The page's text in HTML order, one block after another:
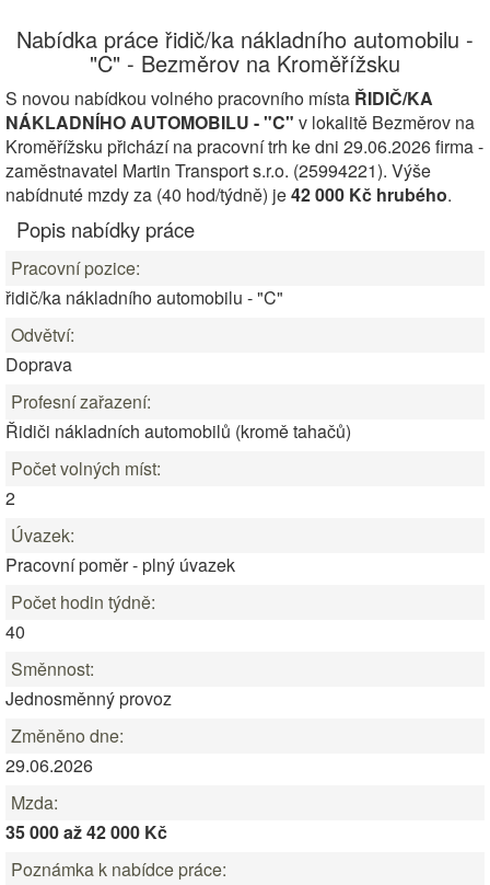
Nabídka práce řidič/ka nákladního automobilu -
"C" - Bezměrov na Kroměřížsku
S novou nabídkou volného pracovního místa ŘIDIČ/KA
NÁKLADNÍHO AUTOMOBILU - "C" v lokalitě Bezměrov na
Kroměřížsku přichází na pracovní trh ke dni 29.06.2026 firma -
zaměstnavatel Martin Transport s.r.o. (25994221). Výše
nabídnuté mzdy za (40 hod/týdně) je42 000 Kč hrubého.
Popis nabídky práce
Pracovní pozice:
řidič/ka nákladního automobilu - "C"
Odvětví:
Doprava
Profesní zařazení:
Řidiči nákladních automobilů (kromě tahačů)
Počet volných míst:
2
Úvazek:
Pracovní poměr - plný úvazek
Počet hodin týdně:
40
Směnnost:
Jednosměnný provoz
Změněno dne:
29.06.2026
Mzda:
35 000 až 42 000 Kč
Poznámka k nabídce práce: